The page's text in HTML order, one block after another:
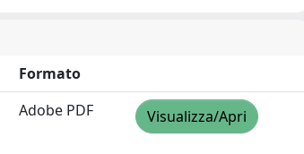
Formato
Adobe PDF Visualizza/Apri